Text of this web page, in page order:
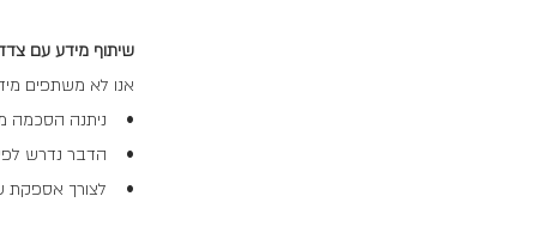
שיתוף מידע עם
אנו לא משתפים
• ניתנה הסכמה
• הדבר נדרש
• לצורך אספקת